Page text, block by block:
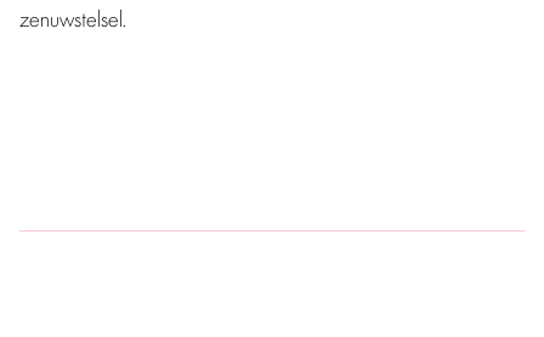
zenuwstelsel.